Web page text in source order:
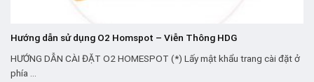
Hướng dẫn sử dụng O2 Homspot – Viễn Thông HDG
HƯỚNG DẪN CÀI ĐẶT O2 HOMESPOT (*) Lấy mật khẩu trang cài đặt ở
phía ...